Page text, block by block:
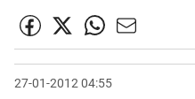
27-01-2012 04:55